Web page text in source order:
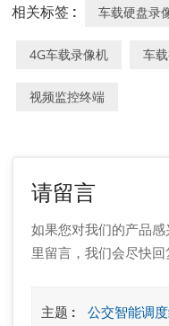
相关标签 : 车载硬盘录
4G车载录像机 车
视频监控终端
请留言
如果您对我们的产品
里留言，我们会尽快回
主题 : 公交智能调